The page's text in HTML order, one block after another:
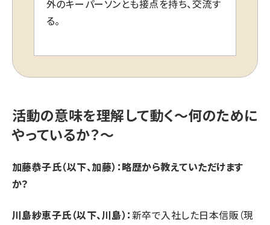
外のキーパーソンとも接点を持ち、交流す
る。
活動の意味を理解して動く～何のために
やっているか？～
加藤恭子氏（以下、加藤）：略歴から教えていただけます
か？
川島紗恵子氏（以下、川島）：新卒で入社した日本信販（現